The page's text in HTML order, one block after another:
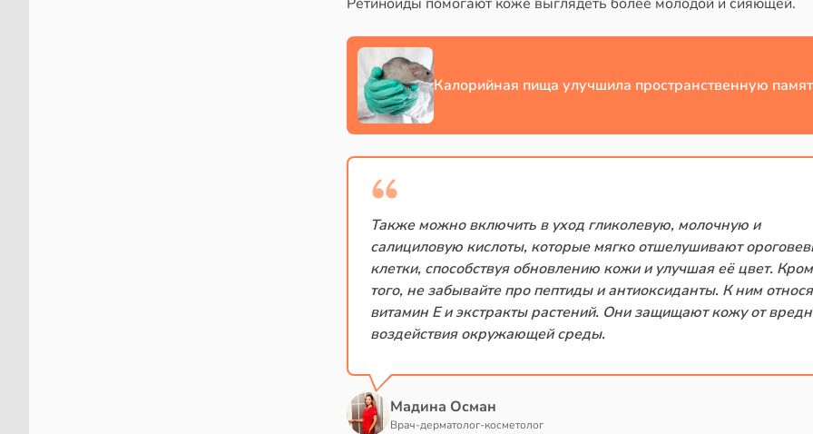
Ретиноиды помогают коже выглядеть более молодой и сияющей.
Калорийная пища улучшила пространственную
Также можно включить в уход гликолевую, молочную и
салициловую кислоты, которые мягко отшелушивают
клетки, способствуя обновлению кожи и улучшая её цвет.
того, не забывайте про пептиды и антиоксиданты. К ним
витамин E и экстракты растений. Они защищают кожу от
воздействия окружающей среды.
Мадина Осман
Врач-дерматолог-косметолог